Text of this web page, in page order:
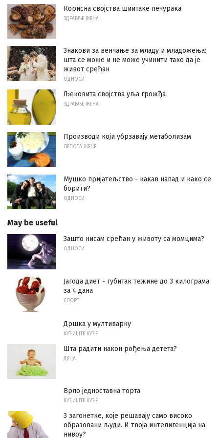
Корисна својства шиитаке печурака
ЗДРАВЉЕ ЖЕНА
Знакови за венчање за младу и младожења:
шта се може и не може учинити тако да је
живот срећан
ОДНОСИ
Љековита својства уља грожђа
ЗДРАВЉЕ ЖЕНА
Производи који убрзавају метаболизам
ЛЕПОТА ЖЕНЕ
Мушко пријатељство - какав напад и како се
борити?
ОДНОСИ
May be useful
Зашто нисам срећан у животу са момцима?
ОДНОСИ
Јагода диет - губитак тежине до 3 килограма
за 4 дана
СПОРТ
Дршка у мултиварку
КУЋИШТЕ КУЋЕ
Шта радити након рођења детета?
ДЕЦА
Врло једноставна торта
КУЋИШТЕ КУЋЕ
3 загонетке, које решавају само високо
образовани људи. И твоја интелигенција на
нивоу?